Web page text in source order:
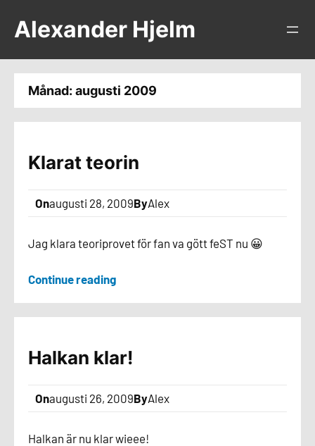
Alexander Hjelm
Månad: augusti 2009
Klarat teorin
Onaugusti 28, 2009ByAlex
Jag klara teoriprovet för fan va gött feST nu 😀
Continue reading
Halkan klar!
Onaugusti 26, 2009ByAlex
Halkan är nu klar wieee!